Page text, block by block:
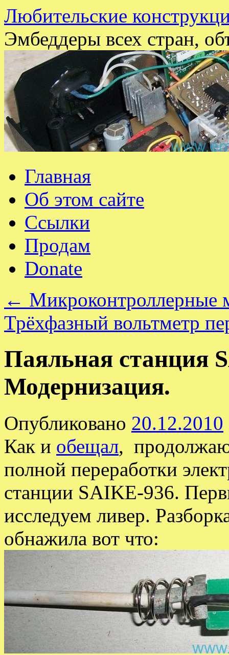
Любительские
Эмбеддеры всех стран,
Перейти
содержимому
Главная
Об этом сайте
Ссылки
Продам
Donate
← Микроконтроллерные
Трёхфазный вольтметр
Паяльная станция
Модернизация.
Опубликовано 20.12.2010
Как и обещал,
полной переработки
станции SAIKE-936.
исследуем ливер.
обнажила вот что: